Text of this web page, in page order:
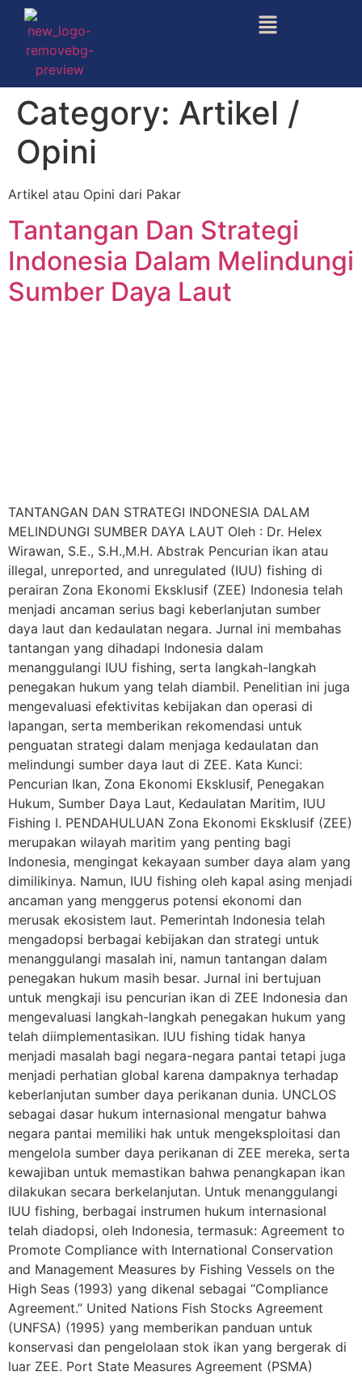
Category: Artikel /
Opini
Artikel atau Opini dari Pakar
Tantangan Dan Strategi
Indonesia Dalam Melindungi
Sumber Daya Laut
TANTANGAN DAN STRATEGI INDONESIA DALAM
MELINDUNGI SUMBER DAYA LAUT Oleh : Dr. Helex
Wirawan, S.E., S.H.,M.H. Abstrak Pencurian ikan atau
illegal, unreported, and unregulated (IUU) fishing di
perairan Zona Ekonomi Eksklusif (ZEE) Indonesia telah
menjadi ancaman serius bagi keberlanjutan sumber
daya laut dan kedaulatan negara. Jurnal ini membahas
tantangan yang dihadapi Indonesia dalam
menanggulangi IUU fishing, serta langkah-langkah
penegakan hukum yang telah diambil. Penelitian ini juga
mengevaluasi efektivitas kebijakan dan operasi di
lapangan, serta memberikan rekomendasi untuk
penguatan strategi dalam menjaga kedaulatan dan
melindungi sumber daya laut di ZEE. Kata Kunci:
Pencurian Ikan, Zona Ekonomi Eksklusif, Penegakan
Hukum, Sumber Daya Laut, Kedaulatan Maritim, IUU
Fishing I. PENDAHULUAN Zona Ekonomi Eksklusif (ZEE)
merupakan wilayah maritim yang penting bagi
Indonesia, mengingat kekayaan sumber daya alam yang
dimilikinya. Namun, IUU fishing oleh kapal asing menjadi
ancaman yang menggerus potensi ekonomi dan
merusak ekosistem laut. Pemerintah Indonesia telah
mengadopsi berbagai kebijakan dan strategi untuk
menanggulangi masalah ini, namun tantangan dalam
penegakan hukum masih besar. Jurnal ini bertujuan
untuk mengkaji isu pencurian ikan di ZEE Indonesia dan
mengevaluasi langkah-langkah penegakan hukum yang
telah diimplementasikan. IUU fishing tidak hanya
menjadi masalah bagi negara-negara pantai tetapi juga
menjadi perhatian global karena dampaknya terhadap
keberlanjutan sumber daya perikanan dunia. UNCLOS
sebagai dasar hukum internasional mengatur bahwa
negara pantai memiliki hak untuk mengeksploitasi dan
mengelola sumber daya perikanan di ZEE mereka, serta
kewajiban untuk memastikan bahwa penangkapan ikan
dilakukan secara berkelanjutan. Untuk menanggulangi
IUU fishing, berbagai instrumen hukum internasional
telah diadopsi, oleh Indonesia, termasuk: Agreement to
Promote Compliance with International Conservation
and Management Measures by Fishing Vessels on the
High Seas (1993) yang dikenal sebagai “Compliance
Agreement.” United Nations Fish Stocks Agreement
(UNFSA) (1995) yang memberikan panduan untuk
konservasi dan pengelolaan stok ikan yang bergerak di
luar ZEE. Port State Measures Agreement (PSMA)